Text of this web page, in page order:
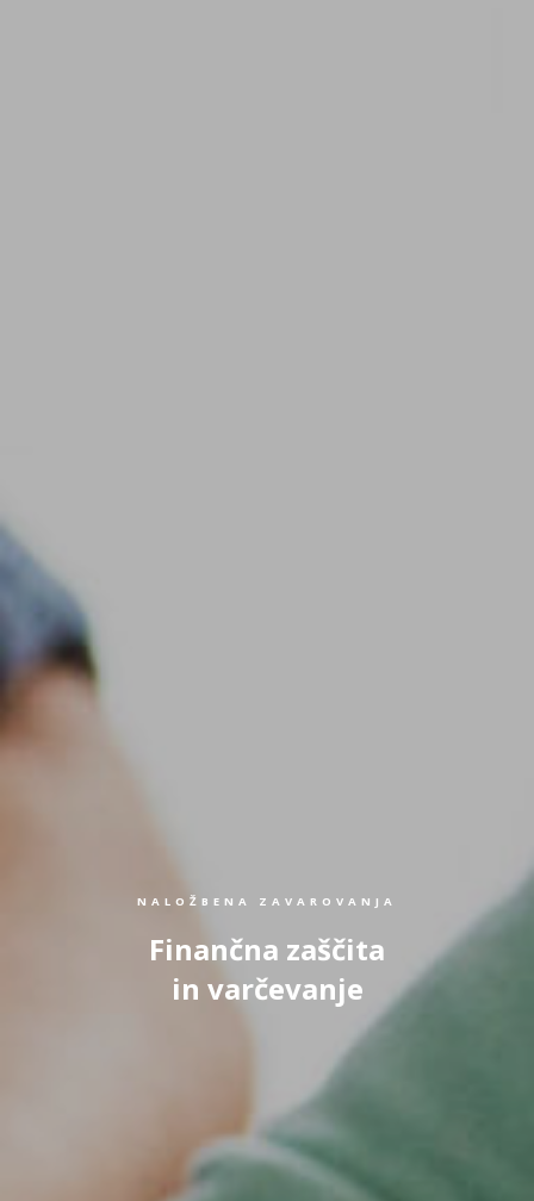
NALOŽBENA ZAVAROVANJA
Finančna zaščita
in varčevanje